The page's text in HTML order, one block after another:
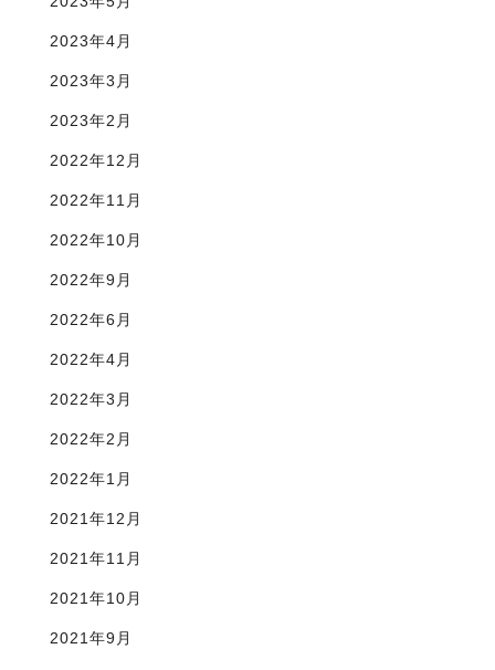
2023年4月
2023年3月
2023年2月
2022年12月
2022年11月
2022年10月
2022年9月
2022年6月
2022年4月
2022年3月
2022年2月
2022年1月
2021年12月
2021年11月
2021年10月
2021年9月